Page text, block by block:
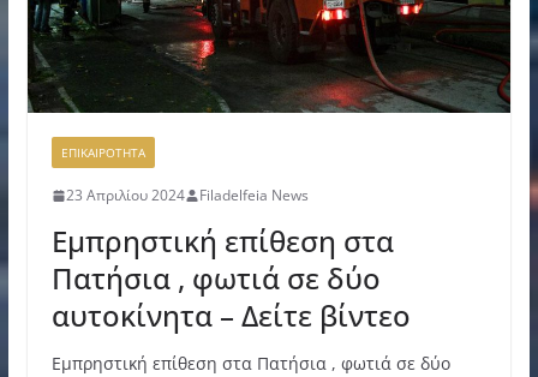
ΕΠΙΚΑΙΡΟΤΗΤΑ
23 Απριλίου 2024 Filadelfeia News
Εμπρηστική επίθεση στα
Πατήσια , φωτιά σε δύο
αυτοκίνητα – Δείτε βίντεο
Εμπρηστική επίθεση στα Πατήσια , φωτιά σε δύο